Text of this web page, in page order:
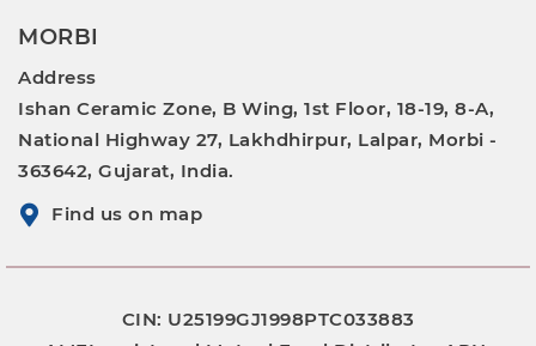
MORBI
Address
Ishan Ceramic Zone, B Wing, 1st Floor, 18-19, 8-A,
National Highway 27, Lakhdhirpur, Lalpar, Morbi -
363642, Gujarat, India.
Find us on map
CIN: U25199GJ1998PTC033883